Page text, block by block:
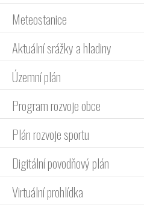
Meteostanice
Aktuální srážky a hladiny
Územní plán
Program rozvoje obce
Plán rozvoje sportu
Digitální povodňový plán
Virtuální prohlídka